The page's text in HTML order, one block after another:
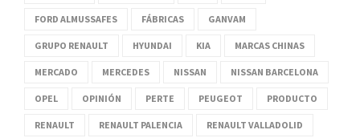
FORD ALMUSSAFES FÁBRICAS GANVAM
GRUPO RENAULT HYUNDAI KIA MARCAS CHINAS
MERCADO MERCEDES NISSAN NISSAN BARCELONA
OPEL OPINIÓN PERTE PEUGEOT PRODUCTO
RENAULT RENAULT PALENCIA RENAULT VALLADOLID